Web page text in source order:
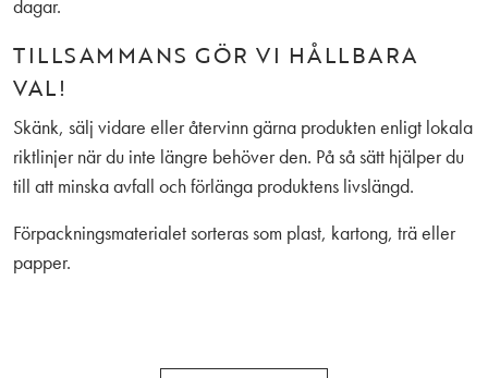
dagar.
TILLSAMMANS GÖR VI HÅLLBARA
VAL!
Skänk, sälj vidare eller återvinn gärna produkten enligt lokala
riktlinjer när du inte längre behöver den. På så sätt hjälper du
till att minska avfall och förlänga produktens livslängd.
Förpackningsmaterialet sorteras som plast, kartong, trä eller
papper.